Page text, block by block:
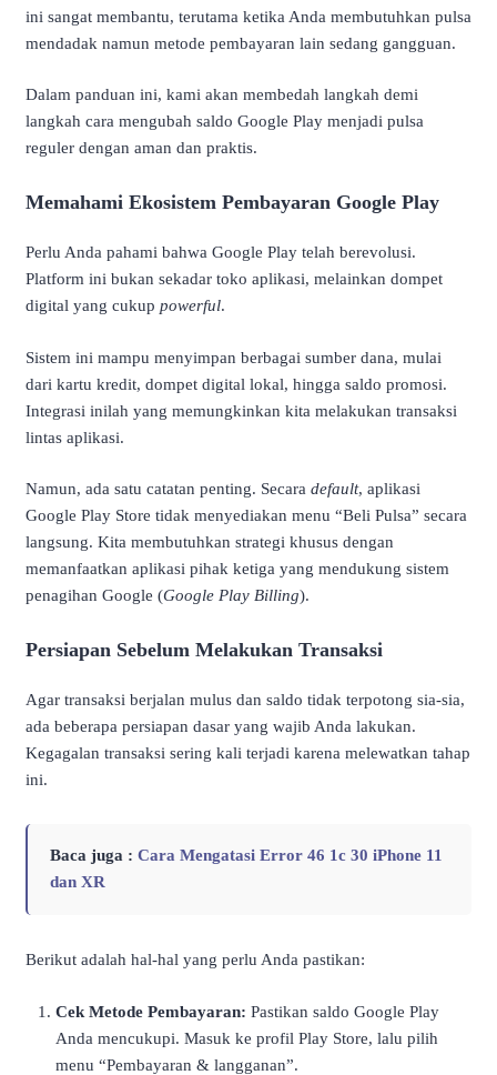
ini sangat membantu, terutama ketika Anda membutuhkan pulsa
mendadak namun metode pembayaran lain sedang gangguan.
Dalam panduan ini, kami akan membedah langkah demi
langkah cara mengubah saldo Google Play menjadi pulsa
reguler dengan aman dan praktis.
Memahami Ekosistem Pembayaran Google Play
Perlu Anda pahami bahwa Google Play telah berevolusi.
Platform ini bukan sekadar toko aplikasi, melainkan dompet
digital yang cukup powerful.
Sistem ini mampu menyimpan berbagai sumber dana, mulai
dari kartu kredit, dompet digital lokal, hingga saldo promosi.
Integrasi inilah yang memungkinkan kita melakukan transaksi
lintas aplikasi.
Namun, ada satu catatan penting. Secara default, aplikasi
Google Play Store tidak menyediakan menu “Beli Pulsa” secara
langsung. Kita membutuhkan strategi khusus dengan
memanfaatkan aplikasi pihak ketiga yang mendukung sistem
penagihan Google (Google Play Billing).
Persiapan Sebelum Melakukan Transaksi
Agar transaksi berjalan mulus dan saldo tidak terpotong sia-sia,
ada beberapa persiapan dasar yang wajib Anda lakukan.
Kegagalan transaksi sering kali terjadi karena melewatkan tahap
ini.
Baca juga : Cara Mengatasi Error 46 1c 30 iPhone 11
dan XR
Berikut adalah hal-hal yang perlu Anda pastikan:
Cek Metode Pembayaran: Pastikan saldo Google Play
Anda mencukupi. Masuk ke profil Play Store, lalu pilih
menu “Pembayaran & langganan”.